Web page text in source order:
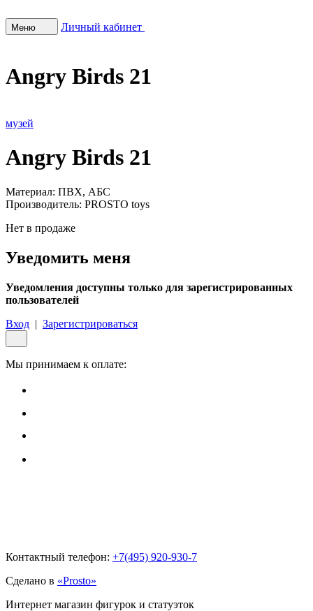
Меню Личный кабинет
Angry Birds 21
музей
Angry Birds 21
Материал: ПВХ, АБС
Производитель: PROSTO toys
Нет в продаже
Уведомить меня
Уведомления доступны только для зарегистрированных
пользователей
Вход | Зарегистрироваться
Мы принимаем к оплате:
Контактный телефон: +7(495) 920-930-7
Сделано в «Prosto»
Интернет магазин фигурок и статуэток